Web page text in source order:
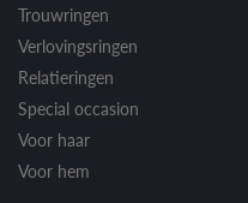
Trouwringen
Verlovingsringen
Relatieringen
Special occasion
Voor haar
Voor hem